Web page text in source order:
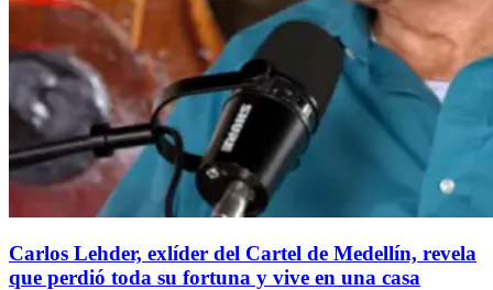
Carlos Lehder, exlíder del Cartel de Medellín, revela
que perdió toda su fortuna y vive en una casa